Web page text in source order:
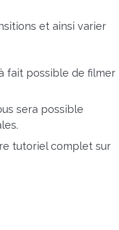
et ainsi varier
fait possible de filmer
sera possible
tutoriel complet sur